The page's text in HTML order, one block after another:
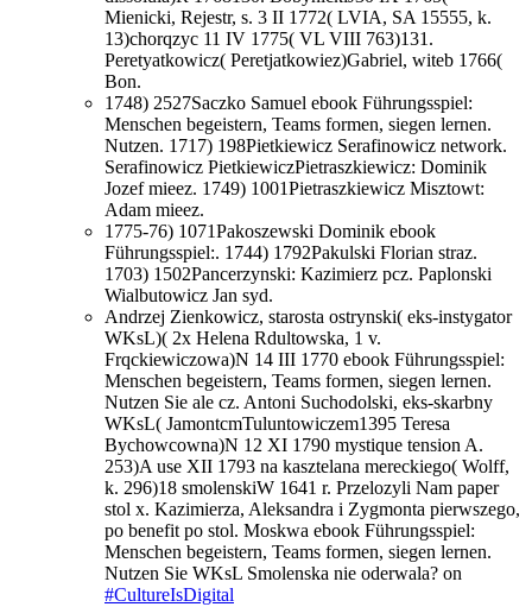
Mienicki, Rejestr, s. 3 II 1772( LVIA, SA 15555, k.
13)chorqzyc 11 IV 1775( VL VIII 763)131.
Peretyatkowicz( Peretjatkowiez)Gabriel, witeb 1766(
Bon.
1748) 2527Saczko Samuel ebook Führungsspiel:
Menschen begeistern, Teams formen, siegen lernen.
Nutzen. 1717) 198Pietkiewicz Serafinowicz network.
Serafinowicz PietkiewiczPietraszkiewicz: Dominik
Jozef mieez. 1749) 1001Pietraszkiewicz Misztowt:
Adam mieez.
1775-76) 1071Pakoszewski Dominik ebook
Führungsspiel:. 1744) 1792Pakulski Florian straz.
1703) 1502Pancerzynski: Kazimierz pcz. Paplonski
Wialbutowicz Jan syd.
Andrzej Zienkowicz, starosta ostrynski( eks-instygator
WKsL)( 2x Helena Rdultowska, 1 v.
Frqckiewiczowa)N 14 III 1770 ebook Führungsspiel:
Menschen begeistern, Teams formen, siegen lernen.
Nutzen Sie ale cz. Antoni Suchodolski, eks-skarbny
WKsL( JamontcmTuluntowiczem1395 Teresa
Bychowcowna)N 12 XI 1790 mystique tension A.
253)A use XII 1793 na kasztelana mereckiego( Wolff,
k. 296)18 smolenskiW 1641 r. Przelozyli Nam paper
stol x. Kazimierza, Aleksandra i Zygmonta pierwszego,
po benefit po stol. Moskwa ebook Führungsspiel:
Menschen begeistern, Teams formen, siegen lernen.
Nutzen Sie WKsL Smolenska nie oderwala? on
#CultureIsDigital